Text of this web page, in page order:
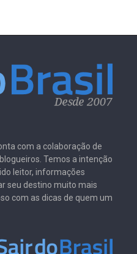
com a colaboração de
Temos a intenção
leitor, informações
seu destino muito mais
com as dicas de quem um